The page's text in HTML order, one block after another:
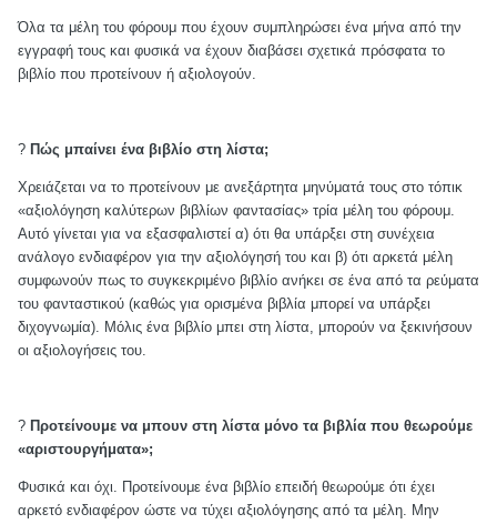
Όλα τα μέλη του φόρουμ που έχουν συμπληρώσει ένα μήνα από την
εγγραφή τους και φυσικά να έχουν διαβάσει σχετικά πρόσφατα το
βιβλίο που προτείνουν ή αξιολογούν.
? Πώς μπαίνει ένα βιβλίο στη λίστα;
Χρειάζεται να το προτείνουν με ανεξάρτητα μηνύματά τους στο τόπικ
«αξιολόγηση καλύτερων βιβλίων φαντασίας» τρία μέλη του φόρουμ.
Αυτό γίνεται για να εξασφαλιστεί α) ότι θα υπάρξει στη συνέχεια
ανάλογο ενδιαφέρον για την αξιολόγησή του και β) ότι αρκετά μέλη
συμφωνούν πως το συγκεκριμένο βιβλίο ανήκει σε ένα από τα ρεύματα
του φανταστικού (καθώς για ορισμένα βιβλία μπορεί να υπάρξει
διχογνωμία). Μόλις ένα βιβλίο μπει στη λίστα, μπορούν να ξεκινήσουν
οι αξιολογήσεις του.
? Προτείνουμε να μπουν στη λίστα μόνο τα βιβλία που θεωρούμε
«αριστουργήματα»;
Φυσικά και όχι. Προτείνουμε ένα βιβλίο επειδή θεωρούμε ότι έχει
αρκετό ενδιαφέρον ώστε να τύχει αξιολόγησης από τα μέλη. Μην